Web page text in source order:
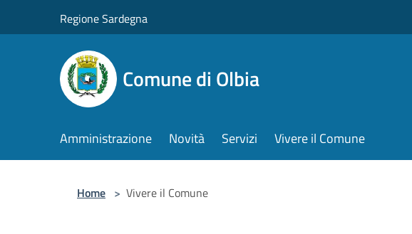
Regione Sardegna
Comune di Olbia
Amministrazione Novità Servizi Vivere il Comune
Home > Vivere il Comune